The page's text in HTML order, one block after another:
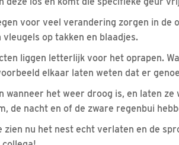
voor veel verandering zorgen in de
op takken en blaadjes.
liggen letterlijk voor het oprapen.
elkaar laten weten dat er
wanneer het weer droog is, en laten ze
de nacht en of de zware regenbui
zien nu het nest echt verlaten en de